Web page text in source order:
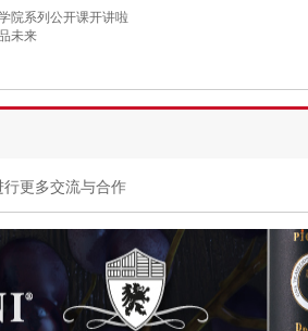
院系列公开课开讲啦
未来
更多交流与合作